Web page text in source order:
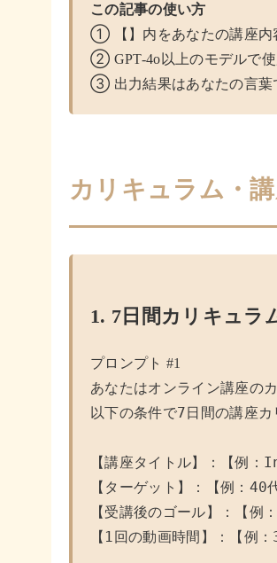
この記事の使い方
① 【】内をあなたの講座内
② GPT-4o以上のモデルで
③ 出力結果はあなたの言葉
カリキュラム・
1. 7日間カリキュラ
プロンプト #1
あなたはオンライン講座の
以下の条件で7日間の講座カ
【講座タイトル】：【例
【ターゲット】：【例：40
【受講後のゴール】：【例
【1回の動画時間】：【例：